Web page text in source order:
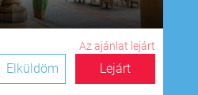
Az ajánlat lejárt
Lejárt
Elküldöm